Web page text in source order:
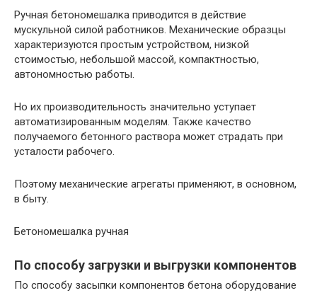
Ручная бетономешалка приводится в действие
мускульной силой работников. Механические образцы
характеризуются простым устройством, низкой
стоимостью, небольшой массой, компактностью,
автономностью работы.
Но их производительность значительно уступает
автоматизированным моделям. Также качество
получаемого бетонного раствора может страдать при
усталости рабочего.
Поэтому механические агрегаты применяют, в основном,
в быту.
Бетономешалка ручная
По способу загрузки и выгрузки компонентов
По способу засыпки компонентов бетона оборудование